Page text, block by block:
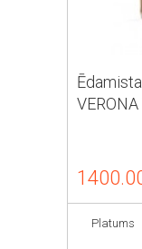
Platums